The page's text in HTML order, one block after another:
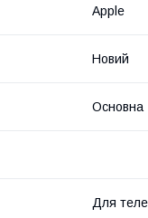
Apple
Новий
Основна
Для